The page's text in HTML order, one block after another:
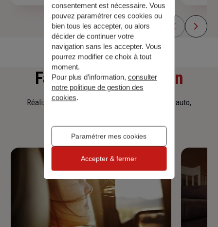
Faitesune simulation
Réalisez une simulation tarifaire d'assurance, auto,
consentement est nécessaire. Vous
pouvez paramétrer ces cookies ou
bien tous les accepter, ou alors
décider de continuer votre
navigation sans les accepter. Vous
pourrez modifier ce choix à tout
moment.
Pour plus d’information, consulter
notre politique de gestion des
cookies.
Paramétrer mes cookies
Accepter & fermer